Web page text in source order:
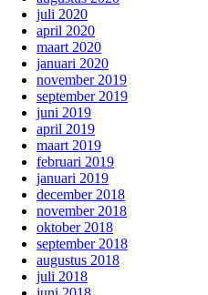
juli 2020
april 2020
maart 2020
januari 2020
november 2019
september 2019
juni 2019
april 2019
maart 2019
februari 2019
januari 2019
december 2018
november 2018
oktober 2018
september 2018
augustus 2018
juli 2018